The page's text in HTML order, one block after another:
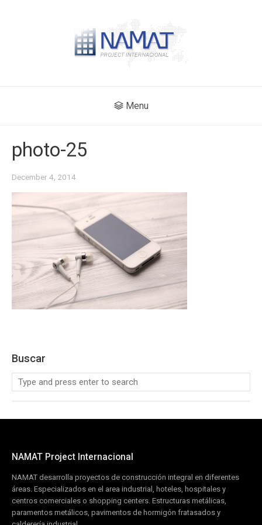
Menu
photo-25
December 4, 2014
Buscar
NAMAT Project Internacional
NAMAT desarrolla proyectos de construcción integral en diferentes
áreas. Especializados en el area industrial, hoteles, hospitales y
centros comerciales o shopping centers. Estructuras metálicas,
paramentos metálicos, pavimentos de hormigón fratasados y